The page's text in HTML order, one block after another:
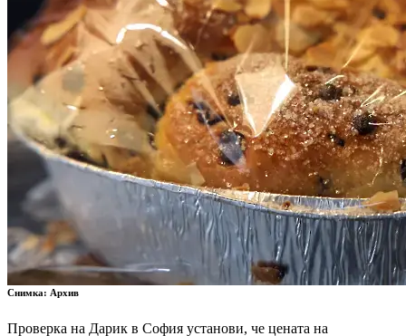
Снимка: Архив
Проверка на Дарик в София установи, че цената на